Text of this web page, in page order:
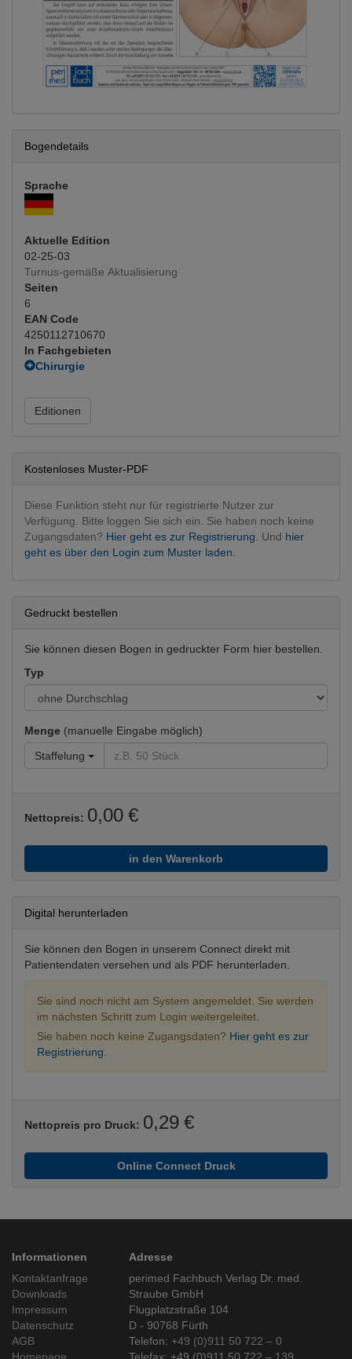
Bogendetails
Sprache
Aktuelle Edition
02-25-03
Turnus-gemäße Aktualisierung
Seiten
6
EAN Code
4250112710670
In Fachgebieten
Chirurgie
Frauenheilkunde
Gynäkologie
Editionen
Kostenloses Muster-PDF
Diese Funktion steht nur für registrierte Nutzer zur
Verfügung. Bitte loggen Sie sich ein. Sie haben noch keine
Zugangsdaten? Hier geht es zur Registrierung. Und hier
geht es über den Login zum Muster laden.
Gedruckt bestellen
Sie können diesen Bogen in gedruckter Form hier bestellen.
Typ
Menge (manuelle Eingabe möglich)
Staffelung
Nettopreis: 0,00 €
in den Warenkorb
Digital herunterladen
Sie können den Bogen in unserem Connect direkt mit
Patientendaten versehen und als PDF herunterladen.
Sie sind noch nicht am System angemeldet. Sie werden
im nächsten Schritt zum Login weitergeleitet.
Sie haben noch keine Zugangsdaten? Hier geht es zur
Registrierung.
Nettopreis pro Druck: 0,29 €
Online Connect Druck
Informationen
Kontaktanfrage
Downloads
Impressum
Datenschutz
AGB
Adresse
perimed Fachbuch Verlag Dr. med.
Straube GmbH
Flugplatzstraße 104
D - 90768 Fürth
Telefon:+49 (0)911 50 722 – 0